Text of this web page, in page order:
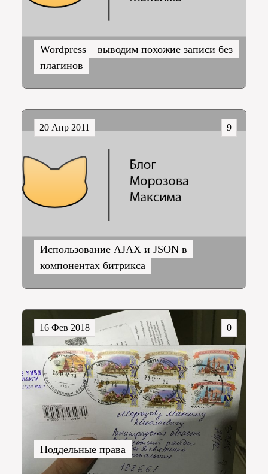
Wordpress – выводим похожие записи без
плагинов
Использование AJAX и JSON в
компонентах битрикса
9
20 Апр 2011
Поддельные права
0
16 Фев 2018